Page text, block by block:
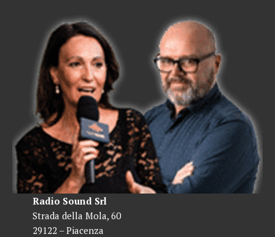
Radio Sound Srl
Strada della Mola, 60
29122 – Piacenza